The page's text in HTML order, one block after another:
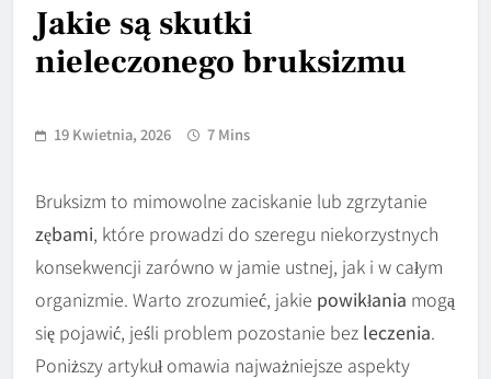
Jakie są skutki
nieleczonego bruksizmu
19 Kwietnia, 2026 7 Mins
Bruksizm to mimowolne zaciskanie lub zgrzytanie
zębami, które prowadzi do szeregu niekorzystnych
konsekwencji zarówno w jamie ustnej, jak i w całym
organizmie. Warto zrozumieć, jakie powikłania mogą
się pojawić, jeśli problem pozostanie bez leczenia.
Poniższy artykuł omawia najważniejsze aspekty